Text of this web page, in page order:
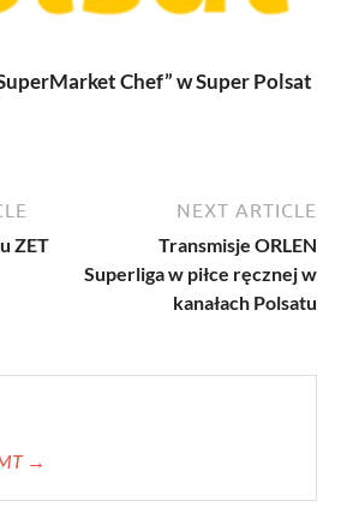
Chef” w Super Polsat
ZET
NEXT ARTICLE
Transmisje ORLEN
Superliga w piłce ręcznej w
kanałach Polsatu
→